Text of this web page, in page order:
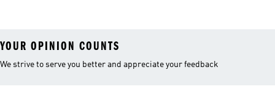
YOUR OPINION COUNTS
We strive to serve you better and appreciate your feedback